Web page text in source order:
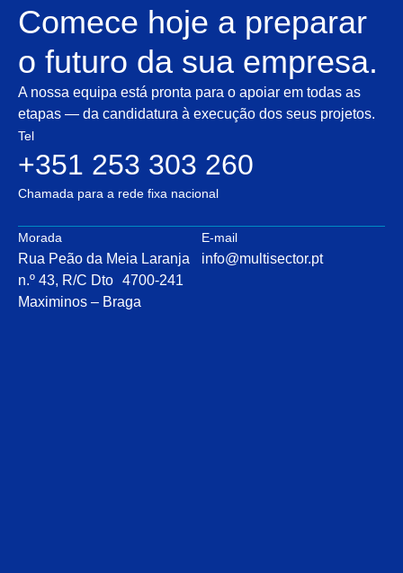
Comece hoje a preparar
o futuro da sua empresa.
A nossa equipa está pronta para o apoiar em todas as
etapas — da candidatura à execução dos seus projetos.
Tel
+351 253 303 260
Chamada para a rede fixa nacional
Morada
Rua Peão da Meia Laranja
n.º 43, R/C Dto 4700-241
Maximinos – Braga
E-mail
info@multisector.pt